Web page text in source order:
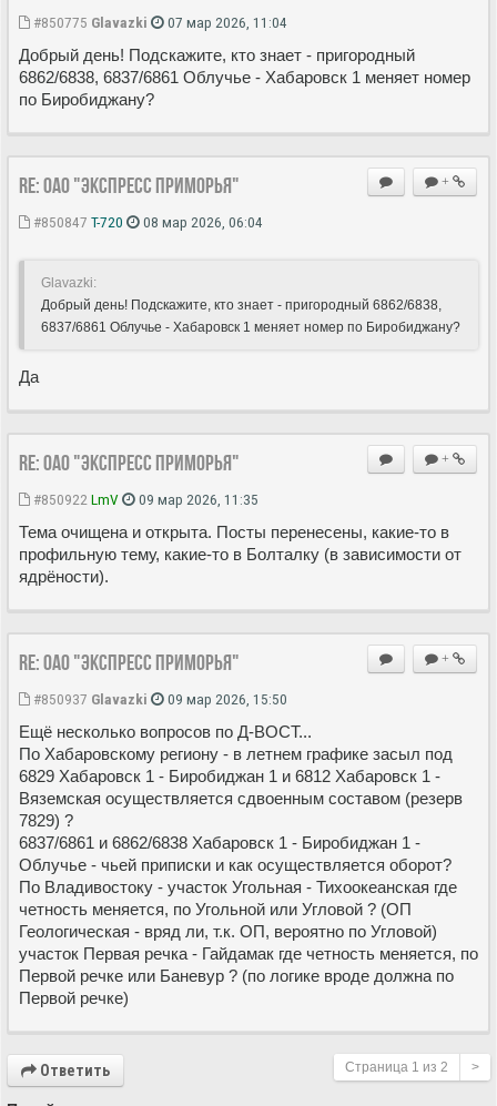
#850775 Glavazki 07 мар 2026, 11:04
Добрый день! Подскажите, кто знает - пригородный
6862/6838, 6837/6861 Облучье - Хабаровск 1 меняет номер
по Биробиджану?
+
Re: ОАО "Экспресс Приморья"
#850847 T-720 08 мар 2026, 06:04
Glavazki:
Добрый день! Подскажите, кто знает - пригородный 6862/6838,
6837/6861 Облучье - Хабаровск 1 меняет номер по Биробиджану?
Да
+
Re: ОАО "Экспресс Приморья"
#850922 LmV 09 мар 2026, 11:35
Тема очищена и открыта. Посты перенесены, какие-то в
профильную тему, какие-то в Болталку (в зависимости от
ядрёности).
+
Re: ОАО "Экспресс Приморья"
#850937 Glavazki 09 мар 2026, 15:50
Ещё несколько вопросов по Д-ВОСТ...
По Хабаровскому региону - в летнем графике засыл под
6829 Хабаровск 1 - Биробиджан 1 и 6812 Хабаровск 1 -
Вяземская осуществляется сдвоенным составом (резерв
7829) ?
6837/6861 и 6862/6838 Хабаровск 1 - Биробиджан 1 -
Облучье - чьей приписки и как осуществляется оборот?
По Владивостоку - участок Угольная - Тихоокеанская где
четность меняется, по Угольной или Угловой ? (ОП
Геологическая - вряд ли, т.к. ОП, вероятно по Угловой)
участок Первая речка - Гайдамак где четность меняется, по
Первой речке или Баневур ? (по логике вроде должна по
Первой речке)
Ответить Страница 1 из 2 >